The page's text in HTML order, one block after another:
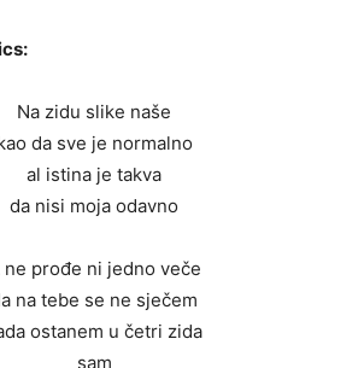
Na zidu slike naše
da sve je normalno
al istina je takva
da nisi moja odavno
ne prođe ni jedno veče
na tebe se ne sječem
ostanem u četri zida
sam